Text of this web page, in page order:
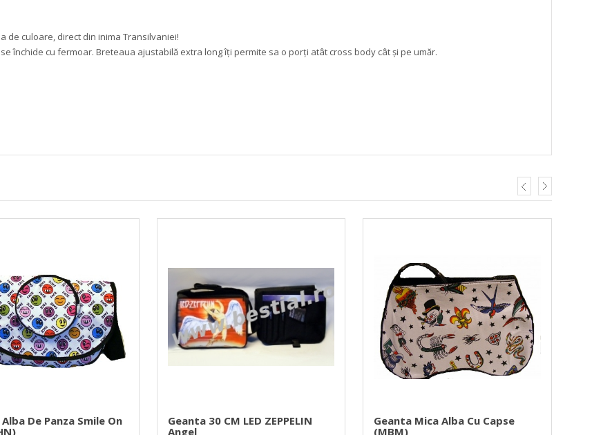
de culoare, direct din inima Transilvaniei!
închide cu fermoar. Breteaua ajustabilă extra long îți permite sa o porți atât cross body cât și pe umăr.
De Panza Smile On
Geanta 30 CM LED ZEPPELIN
Angel
Geanta Mica Alba Cu Capse
(MBM)